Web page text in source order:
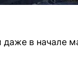
в начале